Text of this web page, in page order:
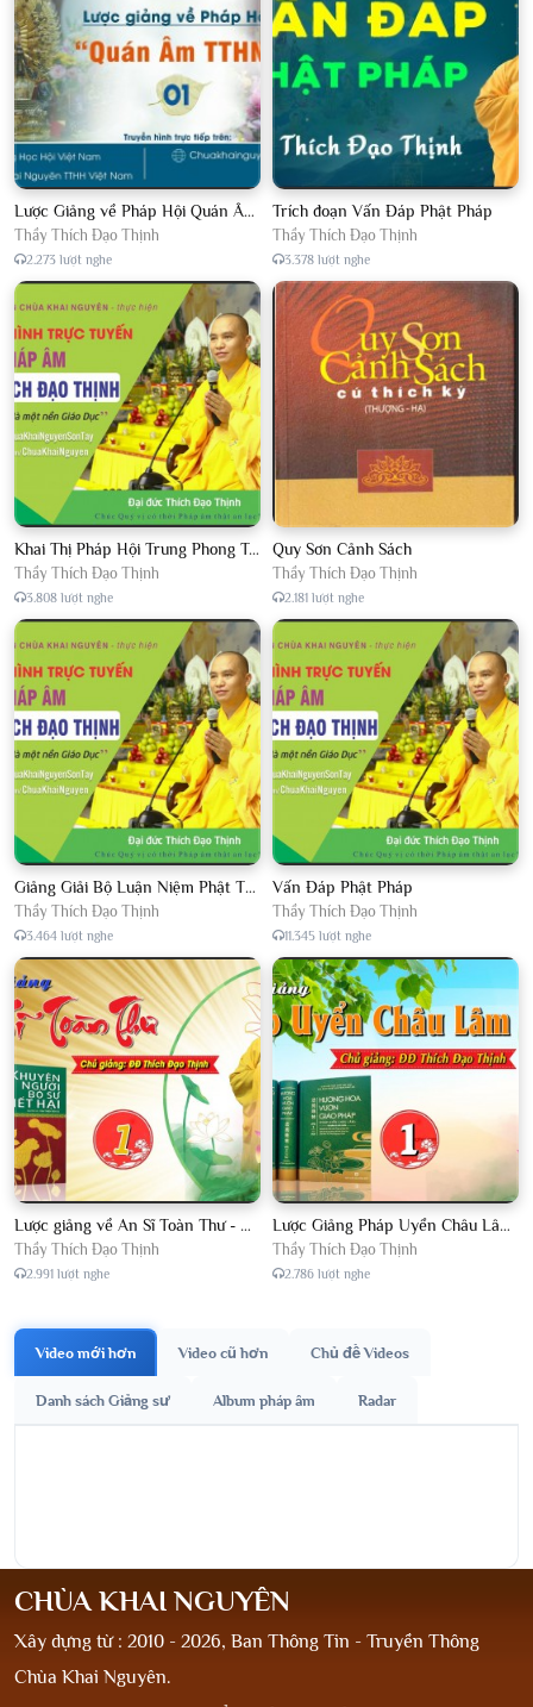
Lược Giảng về Pháp Hội Quán Âm TTHN lần 2
Thầy Thích Đạo Thịnh
2.273 lượt nghe
Trích đoạn Vấn Đáp Phật Pháp
Thầy Thích Đạo Thịnh
3.378 lượt nghe
Khai Thị Pháp Hội Trung Phong Tam Thời Hệ Niệm
Thầy Thích Đạo Thịnh
3.808 lượt nghe
Quy Sơn Cảnh Sách
Thầy Thích Đạo Thịnh
2.181 lượt nghe
Giảng Giải Bộ Luận Niệm Phật Thập Yếu Năm 2018
Thầy Thích Đạo Thịnh
3.464 lượt nghe
Vấn Đáp Phật Pháp
Thầy Thích Đạo Thịnh
11.345 lượt nghe
Lược giảng về An Sĩ Toàn Thư - Chủ giảng Đại Đức Thích Đạo Thịnh
Thầy Thích Đạo Thịnh
2.991 lượt nghe
Lược Giảng Pháp Uyển Châu Lâm, Chủ giảng Đại Đức Thích Đạo Thịnh
Thầy Thích Đạo Thịnh
2.786 lượt nghe
Video mới hơn Video cũ hơn Chủ đề Videos
Danh sách Giảng sư Album pháp âm Radar
CHÙA KHAI NGUYÊN
Xây dựng từ : 2010 - 2026, Ban Thông Tin - Truyền Thông
Chùa Khai Nguyên.